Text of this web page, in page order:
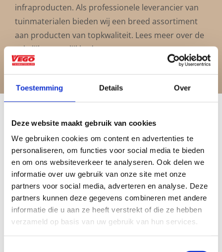
Toestemming Details Over
Deze website maakt gebruik van cookies
We gebruiken cookies om content en advertenties te
personaliseren, om functies voor social media te bieden
en om ons websiteverkeer te analyseren. Ook delen we
informatie over uw gebruik van onze site met onze
partners voor social media, adverteren en analyse. Deze
partners kunnen deze gegevens combineren met andere
informatie die u aan ze heeft verstrekt of die ze hebben
verzameld op basis van uw gebruik van hun services.
infraproducten. Als professionele leverancier van
tuinmaterialen bieden wij een breed assortiment
aan producten van topkwaliteit. Lees meer over de
zakelijke mogelijkheden.
Vrijblijvend advies?
Geen probleem, wij hebben alles voor uw
tuin en onze medewerkers adviseren je
graag!
NEEM CONTACT MET ONS OP